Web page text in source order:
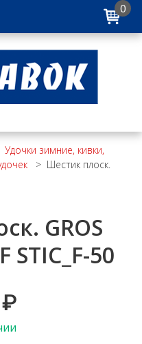
0
Удочки зимние, кивки,
> Шестик плоск.
GROS
STIC_F-50
₽